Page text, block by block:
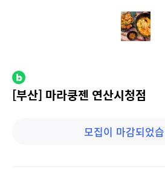
[부산] 마라쿵젠 연산시청점
모집이 마감되었